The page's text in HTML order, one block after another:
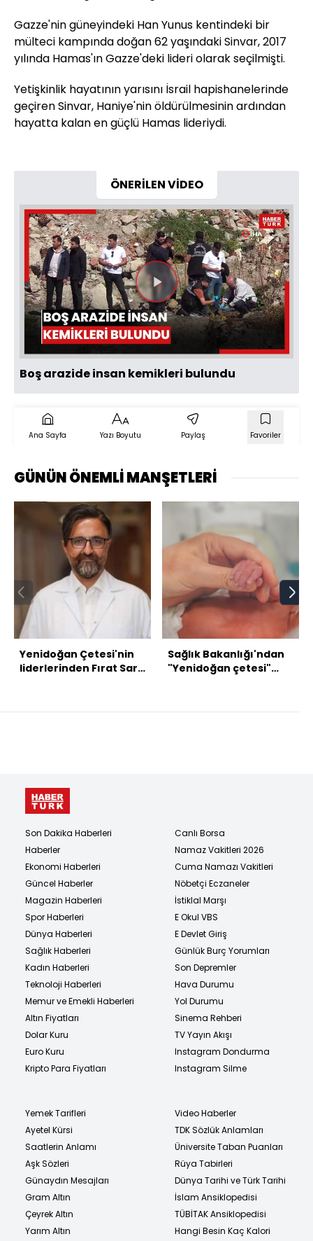
Gazze'nin güneyindeki Han Yunus kentindeki bir
mülteci kampında doğan 62 yaşındaki Sinvar, 2017
yılında Hamas'ın Gazze'deki lideri olarak seçilmişti.
Yetişkinlik hayatının yarısını İsrail hapishanelerinde
geçiren Sinvar, Haniye'nin öldürülmesinin ardından
hayatta kalan en güçlü Hamas lideriydi.
ÖNERİLEN VİDEO
Videoyu
Oynat
Boş arazide insan kemikleri bulundu
Ana Sayfa Yazı Boyutu Paylaş Favoriler
GÜNÜN ÖNEMLİ MANŞETLERİ
Yenidoğan Çetesi'nin
liderlerinden Fırat Sarı
Sağlık Bakanlığı'ndan
"Yenidoğan çetesi"
Son Dakika Haberleri
Haberler
Ekonomi Haberleri
Güncel Haberler
Magazin Haberleri
Spor Haberleri
Dünya Haberleri
Sağlık Haberleri
Kadın Haberleri
Teknoloji Haberleri
Memur ve Emekli Haberleri
Altın Fiyatları
Dolar Kuru
Euro Kuru
Kripto Para Fiyatları
Canlı Borsa
Namaz Vakitleri 2026
Cuma Namazı Vakitleri
Nöbetçi Eczaneler
İstiklal Marşı
E Okul VBS
E Devlet Giriş
Günlük Burç Yorumları
Son Depremler
Hava Durumu
Yol Durumu
Sinema Rehberi
TV Yayın Akışı
Instagram Dondurma
Instagram Silme
Yemek Tarifleri
Ayetel Kürsi
Saatlerin Anlamı
Aşk Sözleri
Günaydın Mesajları
Gram Altın
Çeyrek Altın
Yarım Altın
Video Haberler
TDK Sözlük Anlamları
Üniversite Taban Puanları
Rüya Tabirleri
Dünya Tarihi ve Türk Tarihi
İslam Ansiklopedisi
TÜBİTAK Ansiklopedisi
Hangi Besin Kaç Kalori